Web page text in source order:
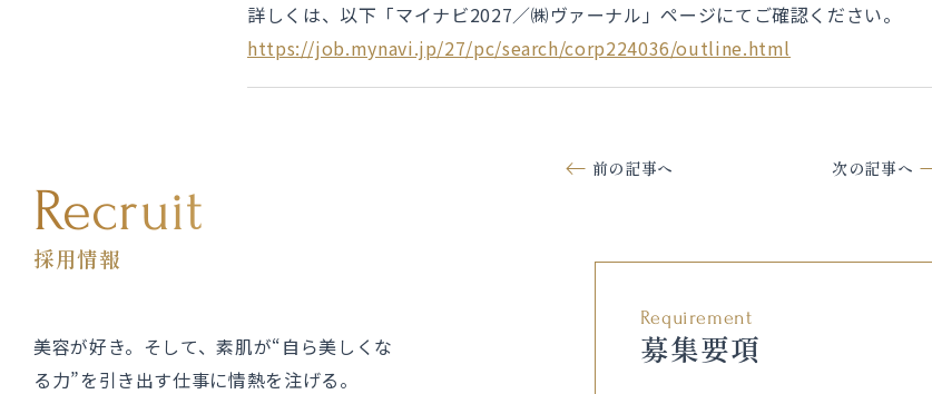
詳しくは、以下「マイナビ2027／㈱ヴァーナル」ページにてご確認ください。
https://job.mynavi.jp/27/pc/search/corp224036/outline.html
前の記事へ
新着情報一覧へ
次の記事へ
Recruit
採用情報
美容が好き。そして、素肌が“自ら美しくな
る力”を引き出す仕事に情熱を注げる。
Requirement
募集要項